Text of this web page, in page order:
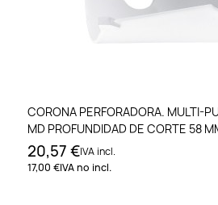
CORONA PERFORADORA. MULTI-
MD PROFUNDIDAD DE CORTE 58
20,57 €IVA incl.
17,00 €IVA no incl.